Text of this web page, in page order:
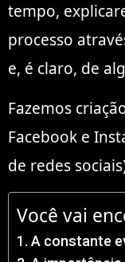
tempo,
processo
e, é claro, de
Fazemos
Facebook e
de redes
Você vai
A constante